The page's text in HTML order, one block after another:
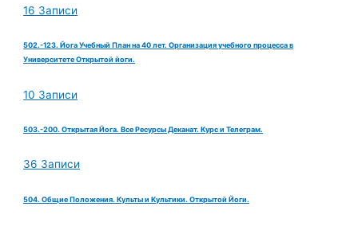
16 Записи
502.-123. Йога Учебный План на 40 лет. Организация учебного процесса в
Университете Открытой йоги.
10 Записи
503.-200. Открытая Йога. Все Ресурсы Деканат. Курс и Телеграм.
36 Записи
504. Общие Положения. Культы и Культики. Открытой Йоги.